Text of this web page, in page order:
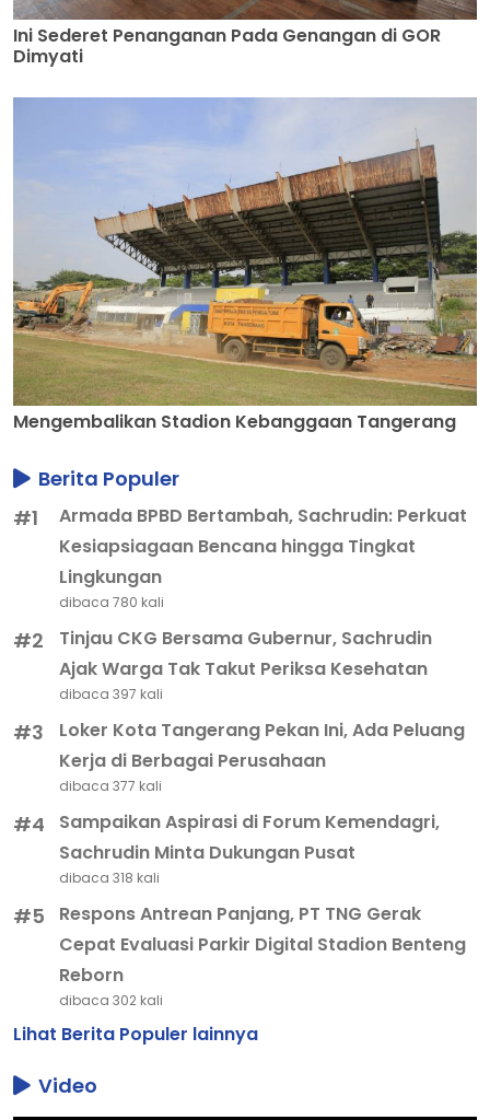
Ini Sederet Penanganan Pada Genangan di GOR
Dimyati
Mengembalikan Stadion Kebanggaan Tangerang
Berita Populer
#1
Armada BPBD Bertambah, Sachrudin: Perkuat
Kesiapsiagaan Bencana hingga Tingkat
Lingkungan
dibaca 780 kali
#2
Tinjau CKG Bersama Gubernur, Sachrudin
Ajak Warga Tak Takut Periksa Kesehatan
dibaca 397 kali
#3
Loker Kota Tangerang Pekan Ini, Ada Peluang
Kerja di Berbagai Perusahaan
dibaca 377 kali
#4
Sampaikan Aspirasi di Forum Kemendagri,
Sachrudin Minta Dukungan Pusat
dibaca 318 kali
#5
Respons Antrean Panjang, PT TNG Gerak
Cepat Evaluasi Parkir Digital Stadion Benteng
Reborn
dibaca 302 kali
Lihat Berita Populer lainnya
Video